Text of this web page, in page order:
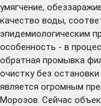
умягчение,
качество воды,
эпидемиологическим
особенность - в
обратная промывка
очистку без
является огромным
Морозов. Сейчас